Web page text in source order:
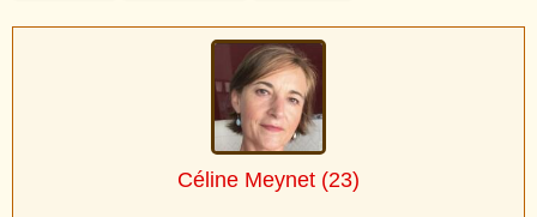
Céline Meynet (23)